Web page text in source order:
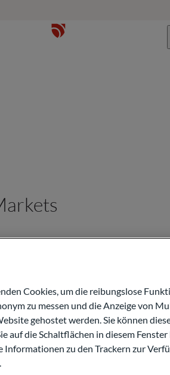
Gruppe in Deutschland
von International &
Abteilungen wie
Operations, Strategie und
das Credit Middle
Ländern. Zuvor war er in
Cookies, um die reibungslose
zu messen und die Anzeige von
gehostet werden. Sie können
auf die Schaltflächen in diesem
zu den Trackern zur